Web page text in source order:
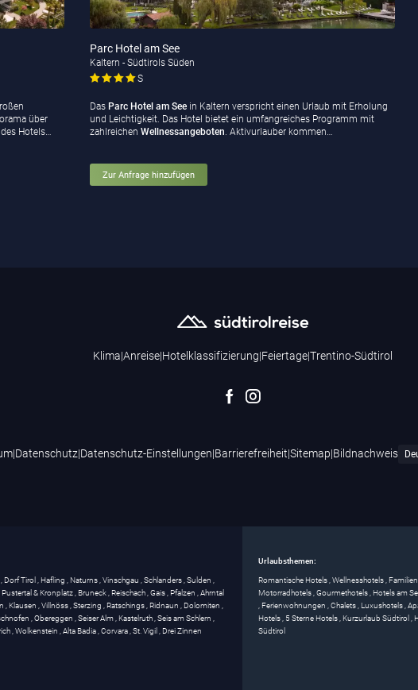
über
Hotels…
Parc Hotel am See
Kaltern - Südtirols Süden
S
Das Parc Hotel am Seein Kaltern verspricht einen Urlaub mit Erholung
und Leichtigkeit. Das Hotel bietet ein umfangreiches Programm mit
zahlreichen Wellnessangeboten. Aktivurlauber kommen…
Zur Anfrage hinzufügen
Klima|Anreise|Hotelklassifizierung|Feiertage|Trentino-Südtirol
|Datenschutz|Datenschutz-Einstellungen|Barrierefreiheit|Sitemap|Bildnachweis
, Dorf Tirol , Hafling , Naturns,Vinschgau ,Schlanders,Sulden ,
Pustertal & Kronplatz, Bruneck,Reischach,Gais, Pfalzen ,Ahrntal
, Klausen ,Villnöss,Sterzing ,Ratschings,Ridnaun , Dolomiten ,
,Obereggen ,Seiser Alm, Kastelruth,Seis am Schlern ,
,Wolkenstein ,Alta Badia,Corvara,St. Vigil , Drei Zinnen
Urlaubsthemen:
Romantische Hotels,Wellnesshotels,
Motorradhotels,Gourmethotels, Hotels am
, Ferienwohnungen ,Chalets, Luxushotels,
Hotels, 5 Sterne Hotels, Kurzurlaub Südtirol ,
Südtirol